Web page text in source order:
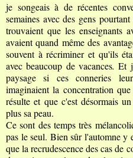
je songeais à de récentes
semaines avec des gens
trouvaient que les enseignants
avaient quand même des
souvent à récriminer et qu'ils
avec beaucoup de vacances.Et
paysage si ces conneries
imaginaient la concentration
résulte et que c'est désormais
plus sa peau.
Ce sont des temps très
pas le seul. Bien sûr l'automne y
que la recrudescence des cas de